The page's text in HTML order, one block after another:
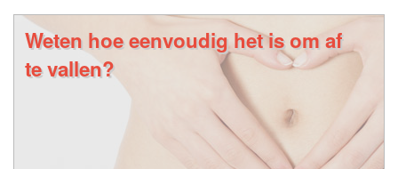
Weten hoe eenvoudig het is om af
te vallen?